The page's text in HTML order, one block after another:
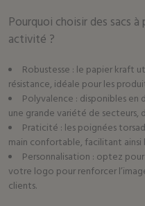
Pourquoi choisir des sacs
activité ?
Robustesse : le papier kraft
résistance, idéale pour les
Polyvalence : disponibles en
une grande variété de secteurs,
Praticité : les poignées
main confortable, facilitant
Personnalisation : optez
votre logo pour renforcer
clients.